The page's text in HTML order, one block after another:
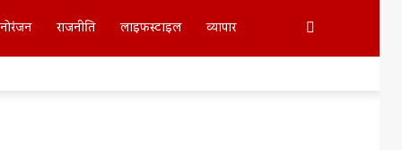
राजनीति लाइफस्टाइल व्यापार